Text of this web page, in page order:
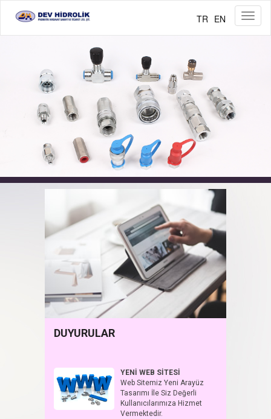
Menü
TR EN
DUYURULAR
YENİ WEB SİTESİ
Web Sitemiz Yeni Arayüz
Tasarımı İle Siz Değerli
Kullanıcılarımıza Hizmet
Vermektedir.